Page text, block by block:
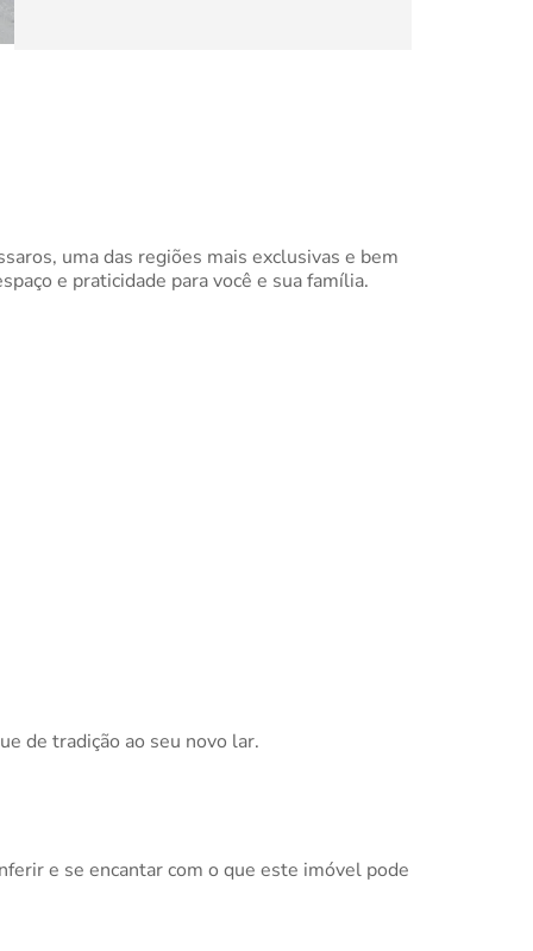
uma das regiões mais exclusivas e bem
e praticidade para você e sua família.
de tradição ao seu novo lar.
e se encantar com o que este imóvel pode